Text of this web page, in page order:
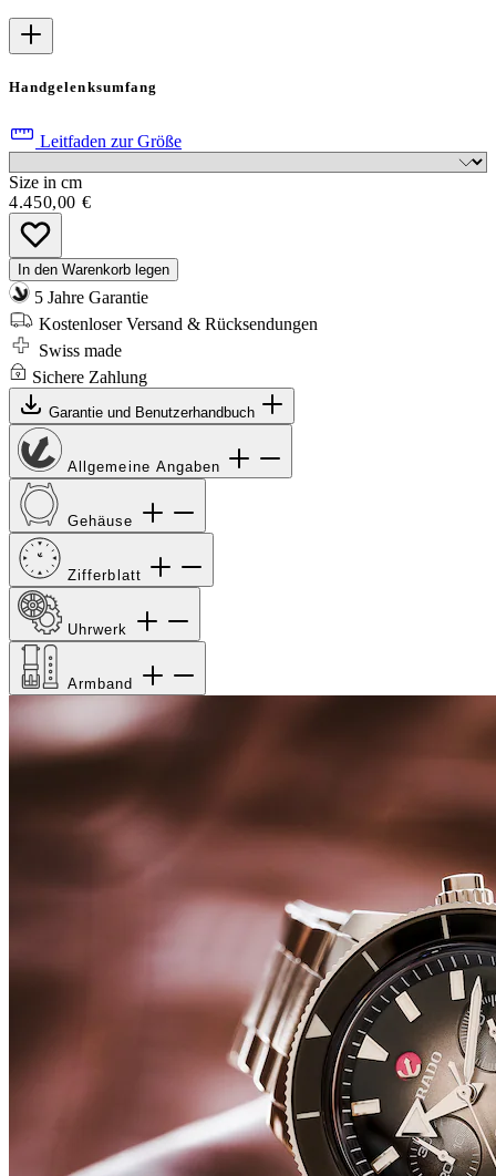
Handgelenksumfang
Leitfaden zur Größe
Size in cm
4.450,00 €
In den Warenkorb legen
5 Jahre Garantie
Kostenloser Versand & Rücksendungen
Swiss made
Sichere Zahlung
Garantie und Benutzerhandbuch
Allgemeine Angaben
Gehäuse
Zifferblatt
Uhrwerk
Armband